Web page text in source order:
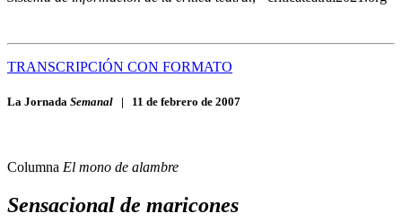
TRANSCRIPCIÓN CON FORMATO
La Jornada Semanal | 11 de febrero de 2007
Columna El mono de alambre
Sensacional de maricones